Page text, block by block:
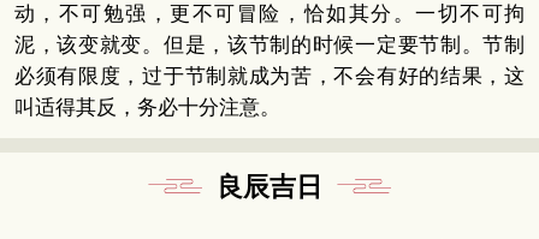
动，不可勉强，更不可冒险，恰如其分。一切不可拘
泥，该变就变。但是，该节制的时候一定要节制。节制
必须有限度，过于节制就成为苦，不会有好的结果，这
叫适得其反，务必十分注意。
良辰吉日